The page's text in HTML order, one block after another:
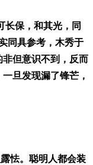
长保，和其光，同
同具参考，木秀于
但意识不到，反而
旦发现漏了锋芒，
怯。聪明人都会装